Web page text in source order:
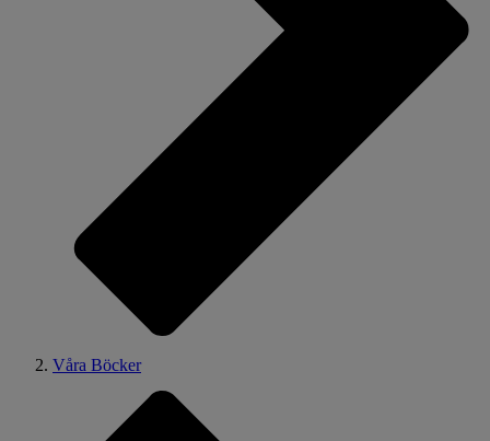
Våra Böcker